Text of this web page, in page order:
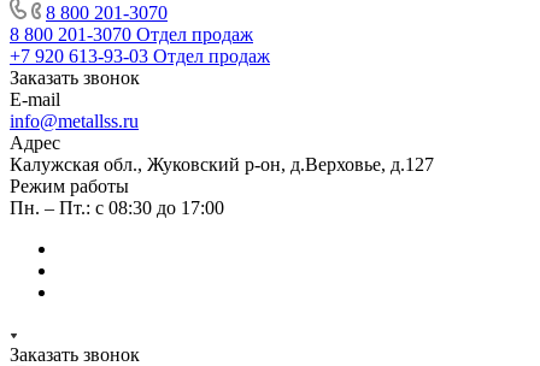
8 800 201-3070
8 800 201-3070 Отдел продаж
+7 920 613-93-03 Отдел продаж
Заказать звонок
E-mail
info@metallss.ru
Адрес
Калужская обл., Жуковский р-он, д.Верховье, д.127
Режим работы
Пн. – Пт.: с 08:30 до 17:00
Заказать звонок